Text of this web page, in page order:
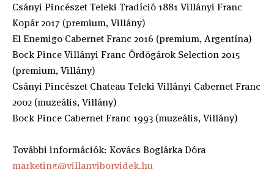
Csányi Pincészet Teleki Tradíció 1881 Villányi Franc
Kopár 2017 (premium, Villány)
El Enemigo Cabernet Franc 2016 (premium, Argentína)
Bock Pince Villányi Franc Ördögárok Selection 2015
(premium, Villány)
Csányi Pincészet Chateau Teleki Villányi Cabernet Franc
2002 (muzeális, Villány)
Bock Pince Cabernet Franc 1993 (muzeális, Villány)
További információk: Kovács Boglárka Dóra
marketing@villanyiborvidek.hu